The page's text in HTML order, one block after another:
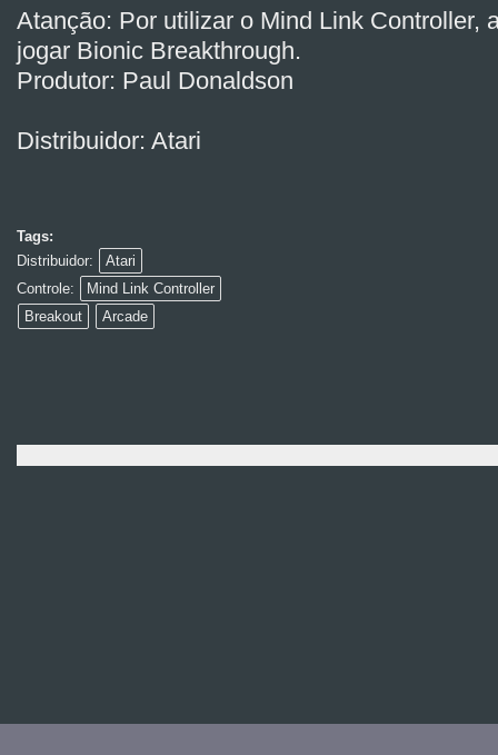
Atanção: Por utilizar o Mind Link Controller,
jogar Bionic Breakthrough.
Produtor: Paul Donaldson
Distribuidor: Atari
Tags:
Distribuidor:
Atari
Controle:
Mind Link Controller
Breakout
Arcade